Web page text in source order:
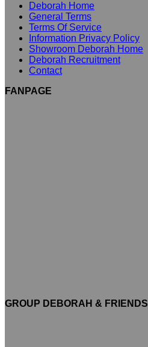
Deborah Home
General Terms
Terms Of Service
Information Privacy Policy
Showroom Deborah Home
Deborah Recruitment
Contact
FANPAGE
GROUP DEBORAH & FRIENDS